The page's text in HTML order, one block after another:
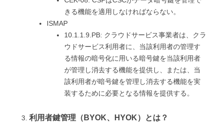
きる機能を適用しなければならない。
ISMAP
10.1.1.9.PB: クラウドサービス事業者は、クラ
ウドサービス利用者に、当該利用者の管理す
る情報の暗号化に用いる暗号鍵を当該利用者
が管理し消去する機能を提供し、または、当
該利用者が暗号鍵を管理し消去する機能を実
装するために必要となる情報を提供する。
利用者鍵管理（BYOK、HYOK）とは？